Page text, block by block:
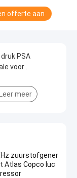
offerte aan
PSA
voor
Leer meer
zuurstofgener
Atlas Copco luc